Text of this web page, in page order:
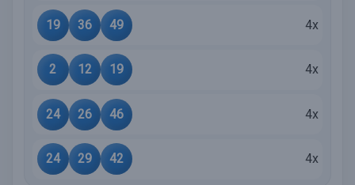
19 36 49 4x
2 12 19 4x
24 26 46 4x
24 29 42 4x